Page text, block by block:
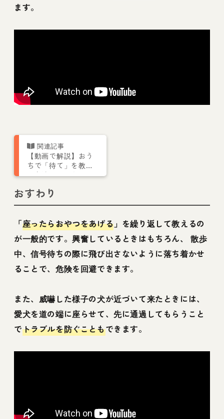
ます。
【動画で解説】おう
ちで「待て」を教え
る方法やコツをトレ
おすわり
「座ったらおやつをあげる 」を繰り返して教えるの
が一般的です。興奮しているときはもちろん、 散歩
中、信号待ちの際に飛び出さないように落ち着かせ
ることで、危険を回避できます。
また、威嚇した様子の犬が近づいて来たときには、
愛犬を道の端に座らせて、先に通過してもらうこと
でトラブルを防ぐこともできます。